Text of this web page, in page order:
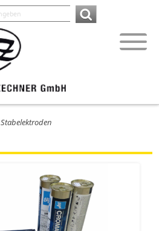
Stabelektroden